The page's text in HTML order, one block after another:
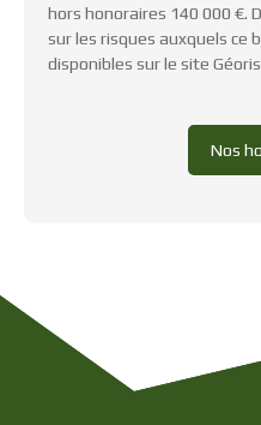
hors honoraires 140 000 €.
sur les risques auxquels ce
disponibles sur le site
Nos